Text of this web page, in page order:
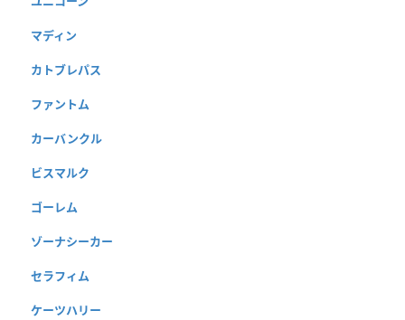
マディン
カトブレパス
ファントム
カーバンクル
ビスマルク
ゴーレム
ゾーナシーカー
セラフィム
ケーツハリー